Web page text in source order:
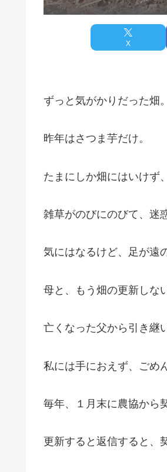
X
ずっと気がかりだった畑。
昨年はさつま芋だけ。
たまにしか畑にはいけず、
雑草がのびにのびて、迷
気にはなるけど、足が遠
母と、もう畑の更新しな
亡くなった父から引き継
私には手におえず、ごめ
毎年、１月末に農協から
更新すると返信すると、